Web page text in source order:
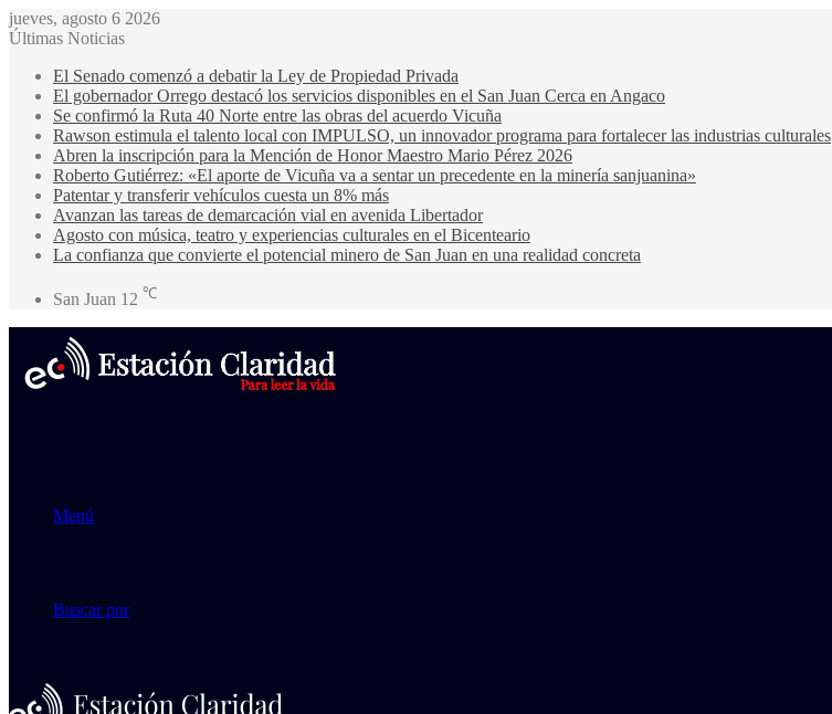
jueves, agosto 6 2026
Últimas Noticias
El Senado comenzó a debatir la Ley de Propiedad Privada
El gobernador Orrego destacó los servicios disponibles en el San Juan Cerca en Angaco
Se confirmó la Ruta 40 Norte entre las obras del acuerdo Vicuña
Rawson estimula el talento local con IMPULSO, un innovador programa para fortalecer las industrias culturales
Abren la inscripción para la Mención de Honor Maestro Mario Pérez 2026
Roberto Gutiérrez: «El aporte de Vicuña va a sentar un precedente en la minería sanjuanina»
Patentar y transferir vehículos cuesta un 8% más
Avanzan las tareas de demarcación vial en avenida Libertador
Agosto con música, teatro y experiencias culturales en el Bicenteario
La confianza que convierte el potencial minero de San Juan en una realidad concreta
San Juan 12 ℃
Menú
Buscar por